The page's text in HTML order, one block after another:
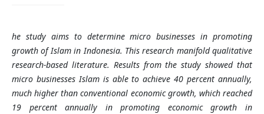
he study aims to determine micro businesses in promoting
growth of Islam in Indonesia. This research manifold qualitative
research-based literature. Results from the study showed that
micro businesses Islam is able to achieve 40 percent annually,
much higher than conventional economic growth, which reached
19 percent annually in promoting economic growth in